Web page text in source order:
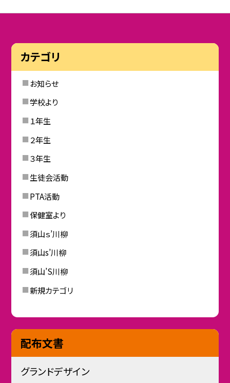
カテゴリ
お知らせ
学校より
１年生
２年生
３年生
生徒会活動
PTA活動
保健室より
須山ｓ’川柳
須山s’川柳
須山’S川柳
新規カテゴリ
配布文書
グランドデザイン